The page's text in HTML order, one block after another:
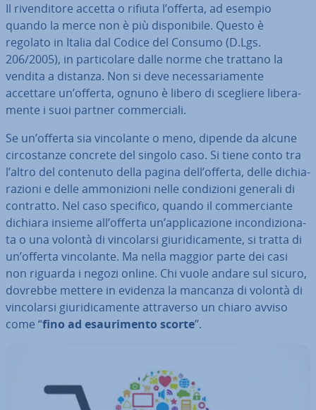
Il ri­ven­di­to­re accetta o rifiuta l’offerta, ad esempio
quando la merce non è più di­spo­ni­bi­le. Questo è
regolato in Italia dal Codice del Consumo (D.Lgs.
206/2005), in par­ti­co­la­re dalle norme che trattano la
vendita a distanza. Non si deve ne­ces­sa­ria­men­te
accettare un’offerta, ognuno è libero di scegliere li­be­ra­
men­te i suoi partner com­mer­cia­li.
Se un’offerta sia vin­co­lan­te o meno, dipende da alcune
cir­co­stan­ze concrete del singolo caso. Si tiene conto tra
l’altro del contenuto della pagina dell’offerta, delle di­chia­
ra­zio­ni e delle am­mo­ni­zio­ni nelle con­di­zio­ni generali di
contratto. Nel caso specifico, quando il com­mer­cian­te
dichiara insieme all’offerta un’ap­pli­ca­zio­ne in­con­di­zio­na­
ta o una volontà di vin­co­lar­si giu­ri­di­ca­men­te, si tratta di
un’offerta vin­co­lan­te. Ma nella maggior parte dei casi
non riguarda i negozi online. Chi vuole andare sul sicuro,
dovrebbe mettere in evidenza la mancanza di volontà di
vin­co­lar­si giu­ri­di­ca­men­te at­tra­ver­so un chiaro avviso
come “fino ad esau­ri­men­to scorte”.